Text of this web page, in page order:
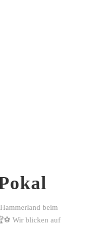
beim
Wir blicken auf